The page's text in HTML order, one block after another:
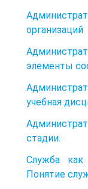
организаций
элементы
учебная
стадии.
Служба как
Понятие